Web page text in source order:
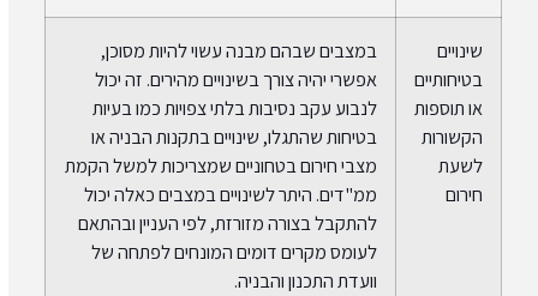
שינויים
בטיחותיים
או תוספות
הקשורות
לשעת
חירום
במצבים שבהם מבנה עשוי להיות מסוכן,
אפשרי יהיה צורך בשינויים מהירים. זה יכול
לנבוע עקב נסיבות בלתי צפויות כמו בעיות
בטיחות שהתגלו, שינויים בתקנות הבניה או
מצבי חירום בטחוניים שמצריכות למשל הקמת
ממ"דים. היתר לשינויים במצבים כאלה יכול
להתקבל בצורה מזורזת, לפי העניין ובהתאם
לעומס מקרים דומים המונחים לפתחה של
וועדת התכנון והבניה.